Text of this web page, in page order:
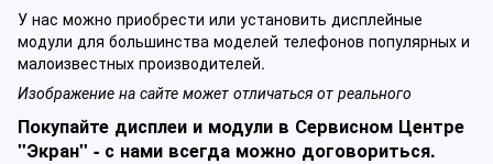
У нас можно приобрести или установить дисплейные
модули для большинства моделей телефонов популярных и
малоизвестных производителей.
Изображение на сайте может отличаться от реального
Покупайте дисплеи и модули в Сервисном Центре
"Экран" - с нами всегда можно договориться.